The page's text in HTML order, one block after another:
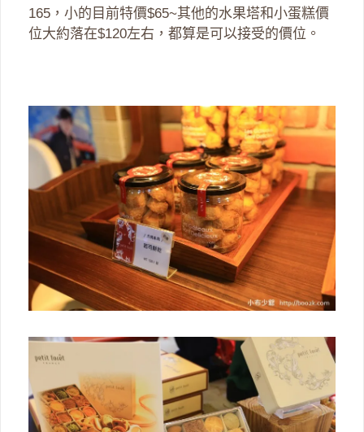
165，小的目前特價$65~其他的水果塔和小蛋糕價
位大約落在$120左右，都算是可以接受的價位。